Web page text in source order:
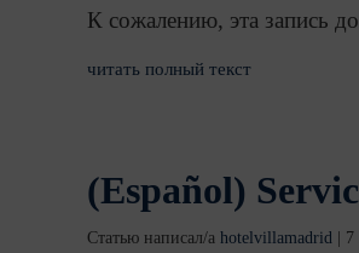
К сожалению, эта запись
читать полный текст
(Español)
Статью написал/а hotelvillamadrid 7